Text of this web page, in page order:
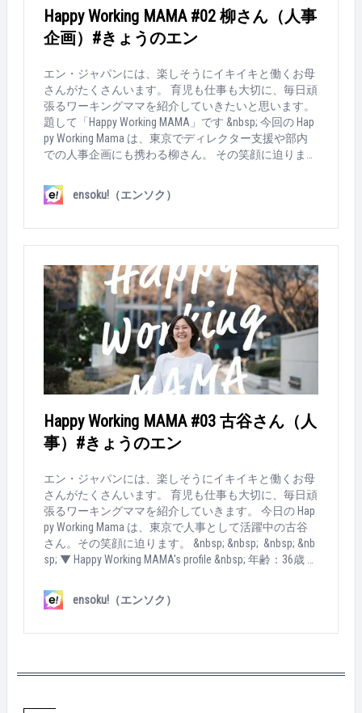
削ってカバーしようとしていて。あのときは、周囲の
アドバイスを受け入れる余裕もありませんでした。 &n
bsp; &nbsp; Q：その壁、どうやって乗り越えた？ 部署
ト。自分自身の仕事への向き合い方を見直すよい機会
でした。とにかく自分で全部やる、だった仕事のスタ
イルを見直して、人に任せることを学びました。 何で
もすぐ相談できる上司・同僚に恵まれたのも大きかっ
たですね。今は、すごく仕事が楽しいです。 &nbsp; &
nbsp; Q：働き続けてよかったと思うことは？ 娘にも実
しょうか。また、娘にとっても、0歳の頃から、家族
以外に信頼できる人（保育園の先生・友達）ができた
夕食は曜日ごとに決めてしまう。（月）週末の作り置
き、（火）週末の作り置き、（水）キッズカフェで外
食、（木）オリジン弁当、（金）回転寿司…笑 &nbsp;
&nbsp; Q：育児と仕事、楽しく両立する秘訣を一言で
いうと？ 家族が健康、自分が朗らかでいられたら、後
は何でも良い！ &nbsp; &nbsp; 石田さんの紹介はここ
まで！ 次の「Happy Working MAMA」はだれかな～？？
Happy Working MAMA #02 柳さん（人事
企画）#きょうのエン
エン・ジャパンには、楽しそうにイキイキと働くお母
さんがたくさんいます。 育児も仕事も大切に、毎日頑
張るワーキングママを紹介していきたいと思います。
題して「Happy Working MAMA」です &nbsp; 今回の Hap
py Working Mama は、東京でディレクター支援や部内
での人事企画にも携わる柳さん。 その笑顔に迫りま
齢：34歳 社会人暦：12年目（エン・ジャパン暦12年
目） 家族構成：夫、娘4歳、息子2歳 勤務時間:9:0
すが、現在は、最近立ち上がった取材担当を支援する
「アシスタントチーム」のマネジメントに携わってい
ます。新しい取り組みなので、採用から受け入れ、育
成、仕組みづくり…と幅広く任せてもらってますね。
チームは10名くらいで、全員女性！20代の女性に囲ま
れて仕事をしています。そして、この4月からは新た
な仕事も任されることになりました。これまでの仕事
を引き継ぎつつ、事業部内の人事企画も担当していま
す。 &nbsp; &nbsp; &nbsp; &nbsp; Q：出産後も、働き続
ける選択をしたのはなぜ？ &nbsp; もともと"自分で働
く"という感覚が強かったです。経済的にも精神的に
も自立したいと思っていました。 それと、産休に入る
かったですね。エン・ジャパンの仕事が好きで、一緒
に働く人も大好き、素直に「戻りたい」と思っていま
した。 &nbsp; &nbsp; &nbsp; &nbsp; Q：育児との両立
で、つらかった時期は？ 今、子供が2人いるのです
が、2人目の子を産んで復帰したときがつらかった。
予期せぬ体調不良の連続で…。1人目の子は全く風邪を
かったんです。だから、そのギャップが大きくて。お
客様や仲間にも迷惑をかけてしまうし、落ち込みまし
こまで対応するので、この先はお願いしてもよいです
ensoku!（エンソク）
Happy Working MAMA #03 古谷さん（人
事）#きょうのエン
エン・ジャパンには、楽しそうにイキイキと働くお母
さんがたくさんいます。 育児も仕事も大切に、毎日頑
張るワーキングママを紹介していきます。 今日の Hap
py Working Mama は、東京で人事として活躍中の古谷
さん。その笑顔に迫ります。 &nbsp; &nbsp; &nbsp; &nb
sp; ▼ Happy Working MAMA's profile &nbsp; 年齢：36歳 社
歳）、3男（3歳） 勤務時間：9：30～16：30 &nbsp; &n
bsp; ▼ How MAMA works... &nbsp; Q：今の仕事は？ 人
よって自身のキャリアについて悩まれているケースが
ensoku!（エンソク）